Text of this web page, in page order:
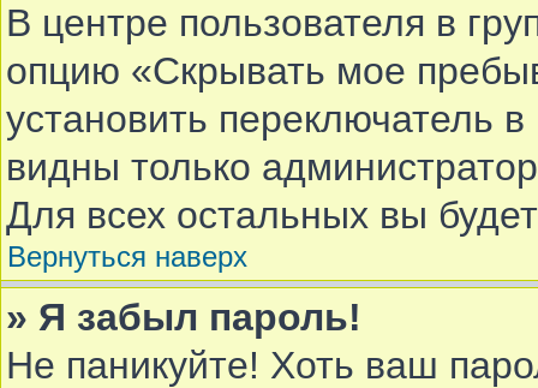
В центре пользователя в
опцию «Скрывать мое
установить переключатель
видны только
Для всех остальных вы
Вернуться наверх
» Я забыл пароль!
Не паникуйте! Хоть ваш